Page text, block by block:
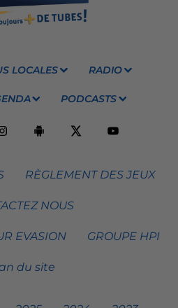
LOCALES RADIO
PODCASTS
RÈGLEMENT DES JEUX
NOUS
EVASION GROUPE HPI
du site